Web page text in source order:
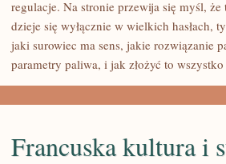
DOMOWE
MAŁOSKALOWE
regulacje. Na stronie przewija się myśl,
dzieje się wyłącznie w wielkich hasłach,
jaki surowiec ma sens, jakie rozwiązanie
parametry paliwa, i jak złożyć to wszystko
Francuska kultura i